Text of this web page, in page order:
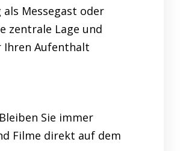
Messegast oder
zentrale Lage und
Ihren Aufenthalt
Sie immer
Filme direkt auf dem